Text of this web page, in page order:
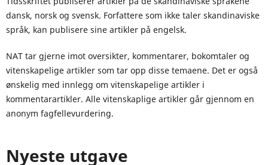
dansk, norsk og svensk. Forfattere som ikke taler skandinaviske
språk, kan publisere sine artikler på engelsk.
NAT tar gjerne imot oversikter, kommentarer, bokomtaler og
vitenskapelige artikler som tar opp disse temaene. Det er også
ønskelig med innlegg om vitenskapelige artikler i
kommentarartikler. Alle vitenskaplige artikler går gjennom en
anonym fagfellevurdering.
Nyeste utgave